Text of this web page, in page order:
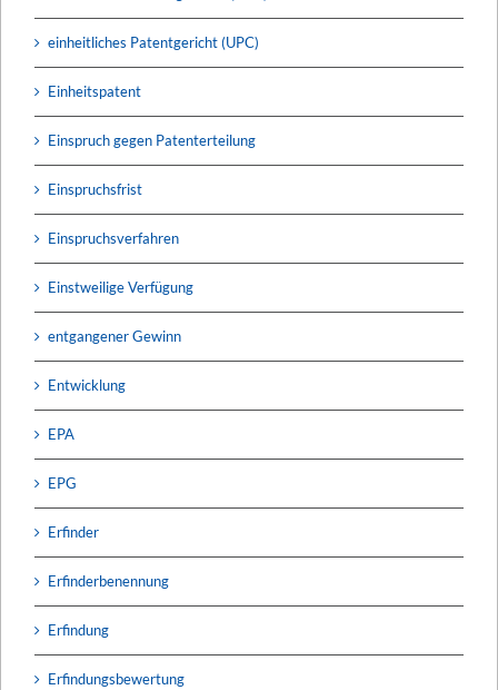
einheitliches Patentgericht (UPC)
Einheitspatent
Einspruch gegen Patenterteilung
Einspruchsfrist
Einspruchsverfahren
Einstweilige Verfügung
entgangener Gewinn
Entwicklung
EPA
EPG
Erfinder
Erfinderbenennung
Erfindung
Erfindungsbewertung